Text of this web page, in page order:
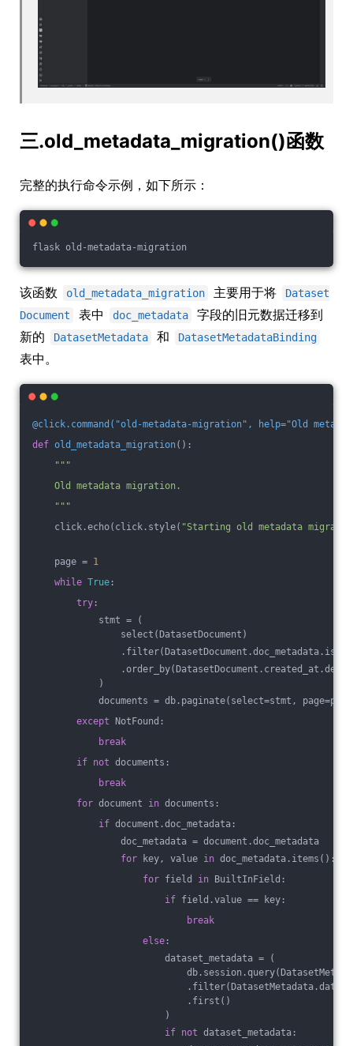
三.old_metadata_migration()函数
完整的执行命令示例，如下所示：
flask old-metadata-migration
该函数 old_metadata_migration 主要用于将
Dataset
Document
表中 doc_metadata
字段的旧元数据迁移到
新的
DatasetMetadata 和 DatasetMetadataBinding
表中。
@click.command("old-metadata-migration", help="Old
def old_metadata_migration() :
"""
Old metadata migration.
"""
click.echo(click.style( "Starting old metadata
page = 1
while True :
try :
stmt = (
select(DatasetDocument)
)
documents = db.paginate(select=stmt, page=page,
except NotFound:
break
if not documents:
break
for document in documents:
if document.doc_metadata:
doc_metadata = document.doc_metadata
for key, value in doc_metadata.items():
for field in BuiltInField:
if field.value == key:
break
else :
dataset_metadata = (
.filter(DatasetMetadata.dataset_id ==
.first()
)
if not dataset_metadata: